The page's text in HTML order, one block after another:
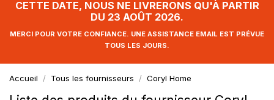
CETTE DATE, NOUS NE LIVRERONS QU'À PARTIR
DU 23 AOÛT 2026.
MERCI POUR VOTRE CONFIANCE. UNE ASSISTANCE EMAIL EST PRÉVUE
TOUS LES JOURS.
Accueil Tous les fournisseurs Coryl Home